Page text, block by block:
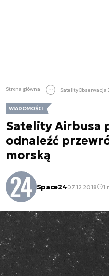
Strona główna SatelityObserwacja
WIADOMOŚCI
Satelity Airbusa
odnaleźć
morską
Space2407.12.2018 1